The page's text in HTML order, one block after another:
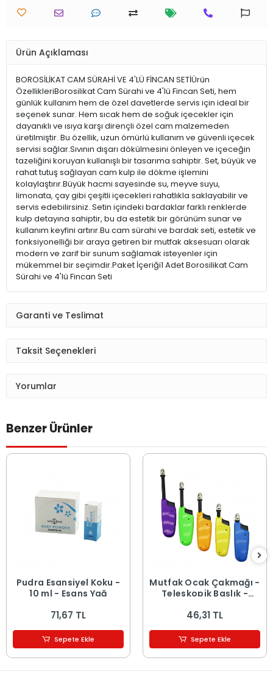
Ürün Açıklaması
BOROSİLİKAT CAM SÜRAHİ VE 4'LÜ FİNCAN SETİÜrün
ÖzellikleriBorosilikat Cam Sürahi ve 4'lü Fincan Seti, hem
günlük kullanım hem de özel davetlerde servis için ideal bir
seçenek sunar. Hem sıcak hem de soğuk içecekler için
dayanıklı ve ısıya karşı dirençli özel cam malzemeden
üretilmiştir. Bu özellik, uzun ömürlü kullanım ve güvenli içecek
servisi sağlar.Sıvının dışarı dökülmesini önleyen ve içeceğin
tazeliğini koruyan kullanışlı bir tasarıma sahiptir. Set, büyük ve
rahat tutuş sağlayan cam kulp ile dökme işlemini
kolaylaştırır.Büyük hacmi sayesinde su, meyve suyu,
limonata, çay gibi çeşitli içecekleri rahatlıkla saklayabilir ve
servis edebilirsiniz. Setin içindeki bardaklar farklı renklerde
kulp detayına sahiptir, bu da estetik bir görünüm sunar ve
kullanım keyfini artırır.Bu cam sürahi ve bardak seti, estetik ve
fonksiyonelliği bir araya getiren bir mutfak aksesuarı olarak
modern ve zarif bir sunum sağlamak isteyenler için
mükemmel bir seçimdir.Paket İçeriği1 Adet Borosilikat Cam
Sürahi ve 4'lü Fincan Seti
Garanti ve Teslimat
Taksit Seçenekleri
Yorumlar
Benzer Ürünler
Pudra Esansiyel Koku -
10 ml - Esans Yağ
71,67 TL
Sepete Ekle
Mutfak Ocak Çakmağı -
Teleskopik Başlık -
46,31 TL
Sepete Ekle